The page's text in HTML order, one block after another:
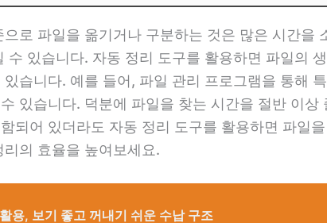
로 파일을 옮기거나 구분하는 것은 많은 시간
수 있습니다. 자동 정리 도구를 활용하면 파일의
습니다. 예를 들어, 파일 관리 프로그램을 통해
있습니다. 덕분에 파일을 찾는 시간을 절반 이
되어 있더라도 자동 정리 도구를 활용하면 파일
의 효율을 높여보세요.
용, 보기 좋고 꺼내기 쉬운 수납 구조